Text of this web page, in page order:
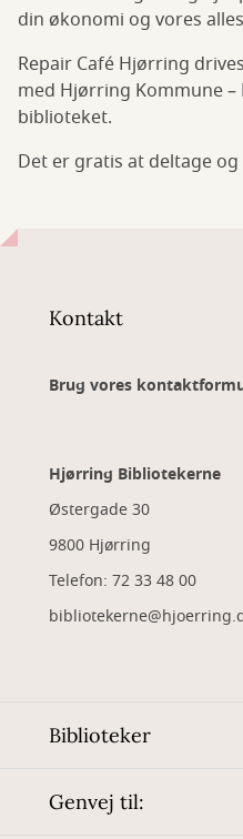
din økonomi og vores
Repair Café Hjørring
med Hjørring Kommune
biblioteket.
Det er gratis at deltage
Kontakt
Brug vores
Hjørring Bibliotekerne
Østergade 30
9800 Hjørring
Telefon: 72 33 48 00
Biblioteker
Genvej til: